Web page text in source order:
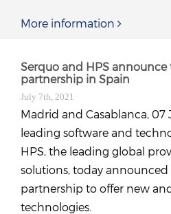
More information
Serquo and HPS announce
partnership in Spain
July 7th, 2021
Madrid and Casablanca, 07
leading software and
HPS, the leading global
solutions, today
partnership to offer new
technologies.